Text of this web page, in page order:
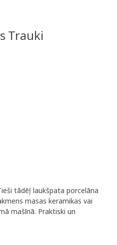
Trauki
tādēļ laukšpata porcelāna
masas keramikas vai
mašīnā. Praktiski un